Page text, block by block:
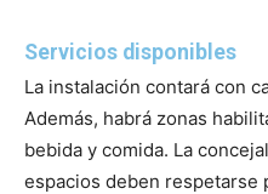
Servicios disponibles
La instalación contará con
Además, habrá zonas
bebida y comida. La
espacios deben respetarse